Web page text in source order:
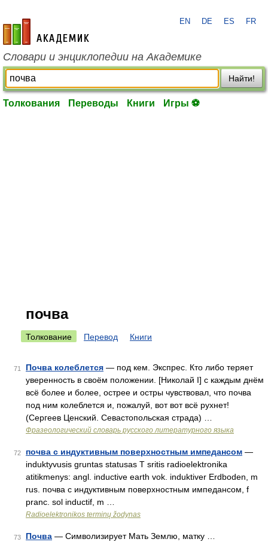
academic.ru
EN DE ES FR
Словари и энциклопедии на Академике
Найти!
Толкования Переводы Книги Игры ⚽
почва
Толкование Перевод Книги
71 Почва колеблется — под кем. Экспрес. Кто либо теряет
уверенность в своём положении. [Николай I] с каждым днём
всё более и более, острее и остры чувствовал, что почва
под ним колеблется и, пожалуй, вот вот всё рухнет!
(Сергеев Ценский. Севастопольская страда) …
Фразеологический словарь русского литературного языка
72 почва с индуктивным поверхностным импедансом —
induktyvusis gruntas statusas T sritis radioelektronika
atitikmenys: angl. inductive earth vok. induktiver Erdboden, m
rus. почва с индуктивным поверхностным импедансом, f
pranc. sol inductif, m …
Radioelektronikos terminų žodynas
73 Почва — Символизирует Мать Землю, матку …